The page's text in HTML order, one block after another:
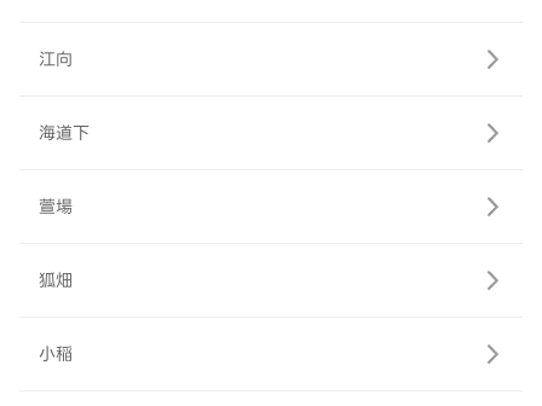
江向
海道下
萱場
狐畑
小稲